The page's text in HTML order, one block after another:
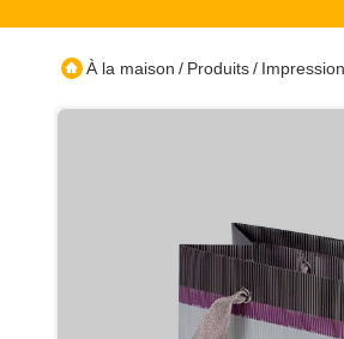
À la maison / Produits/